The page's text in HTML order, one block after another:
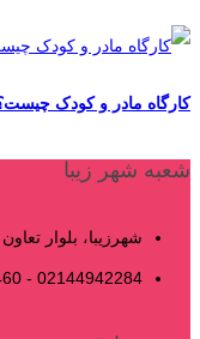
کارگاه مادر و کودک
شعبه شهر زیبا
شهرزیبا، بلوار تعاون
02144942284 - 09196530460